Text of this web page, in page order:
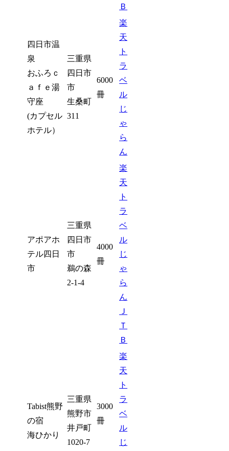
Ｂ
四日市温
泉
おふろｃ
ａｆｅ湯
守座
(カプセル
ホテル）
三重県
四日市
市
生桑町
311
6000
冊
楽
天
ト
ラ
ベ
ル
じ
ゃ
ら
ん
アポアホ
テル四日
市
三重県
四日市
市
鵜の森
2-1-4
4000
冊
楽
天
ト
ラ
ベ
ル
じ
ゃ
ら
ん
Ｊ
Ｔ
Ｂ
Tabist熊野
の宿
海ひかり
三重県
熊野市
井戸町
1020-7
3000
冊
楽
天
ト
ラ
ベ
ル
じ